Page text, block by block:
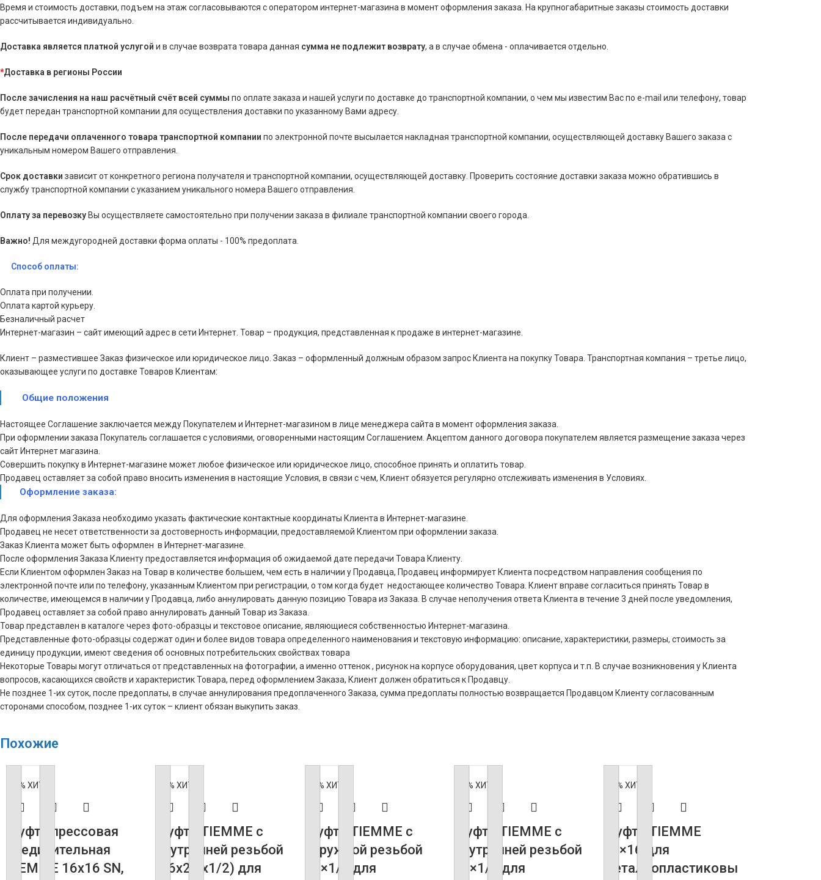
Время и стоимость доставки, подъем на этаж согласовываются с оператором интернет-магазина в момент оформления заказа. На крупногабаритные заказы стоимость доставки
рассчитывается индивидуально.
Доставка является платной услугой и в случае возврата товара данная сумма не подлежит возврату, а в случае обмена - оплачивается отдельно.
*Доставка в регионы России
После зачисления на наш расчётный счёт всей суммы по оплате заказа и нашей услуги по доставке до транспортной компании, о чем мы известим Вас по e-mail или телефону, товар
будет передан транспортной компании для осуществления доставки по указанному Вами адресу.
После передачи оплаченного товара транспортной компании по электронной почте высылается накладная транспортной компании, осуществляющей доставку Вашего заказа с
уникальным номером Вашего отправления.
Срок доставки зависит от конкретного региона получателя и транспортной компании, осуществляющей доставку. Проверить состояние доставки заказа можно обратившись в
службу транспортной компании с указанием уникального номера Вашего отправления.
Оплату за перевозку Вы осуществляете самостоятельно при получении заказа в филиале транспортной компании своего города.
Важно! Для междугородней доставки форма оплаты - 100% предоплата.
Способ оплаты:
Оплата при получении.
Оплата картой курьеру.
Безналичный расчет
Интернет-магазин – сайт имеющий адрес в сети Интернет. Товар – продукция, представленная к продаже в интернет-магазине.
Клиент – разместившее Заказ физическое или юридическое лицо. Заказ – оформленный должным образом запрос Клиента на покупку Товара. Транспортная компания – третье лицо,
оказывающее услуги по доставке Товаров Клиентам:
Общие положения
Настоящее Соглашение заключается между Покупателем и Интернет-магазином в лице менеджера сайта в момент оформления заказа.
При оформлении заказа Покупатель соглашается с условиями, оговоренными настоящим Соглашением. Акцептом данного договора покупателем является размещение заказа через
сайт Интернет магазина.
Совершить покупку в Интернет-магазине может любое физическое или юридическое лицо, способное принять и оплатить товар.
Продавец оставляет за собой право вносить изменения в настоящие Условия, в связи с чем, Клиент обязуется регулярно отслеживать изменения в Условиях.
Оформление заказа:
Для оформления Заказа необходимо указать фактические контактные координаты Клиента в Интернет-магазине.
Продавец не несет ответственности за достоверность информации, предоставляемой Клиентом при оформлении заказа.
Заказ Клиента может быть оформлен в Интернет-магазине.
После оформления Заказа Клиенту предоставляется информация об ожидаемой дате передачи Товара Клиенту.
Если Клиентом оформлен Заказ на Товар в количестве большем, чем есть в наличии у Продавца, Продавец информирует Клиента посредством направления сообщения по
электронной почте или по телефону, указанным Клиентом при регистрации, о том когда будет недостающее количество Товара. Клиент вправе согласиться принять Товар в
количестве, имеющемся в наличии у Продавца, либо аннулировать данную позицию Товара из Заказа. В случае неполучения ответа Клиента в течение 3 дней после уведомления,
Продавец оставляет за собой право аннулировать данный Товар из Заказа.
Товар представлен в каталоге через фото-образцы и текстовое описание, являющиеся собственностью Интернет-магазина.
Представленные фото-образцы содержат один и более видов товара определенного наименования и текстовую информацию: описание, характеристики, размеры, стоимость за
единицу продукции, имеют сведения об основных потребительских свойствах товара
Некоторые Товары могут отличаться от представленных на фотографии, а именно оттенок , рисунок на корпусе оборудования, цвет корпуса и т.п. В случае возникновения у Клиента
вопросов, касающихся свойств и характеристик Товара, перед оформлением Заказа, Клиент должен обратиться к Продавцу.
Не позднее 1-их суток, после предоплаты, в случае аннулирования предоплаченного Заказа, сумма предоплаты полностью возвращается Продавцом Клиенту согласованным
сторонами способом, позднее 1-их суток – клиент обязан выкупить заказ.
Похожие
-60% ХИТ
Муфта прессовая
соединительная
TIEMME 16х16 SN,
-60% ХИТ
Муфта TIEMME с
внутренней резьбой
(16х2.0х1/2) для
-60% ХИТ
Муфта TIEMME с
наружной резьбой
20×1/2 для
-60% ХИТ
Муфта TIEMME с
внутренней резьбой
16×1/2 для
-60% ХИТ
Муфта TIEMME
16×16 для
металлопластиковы